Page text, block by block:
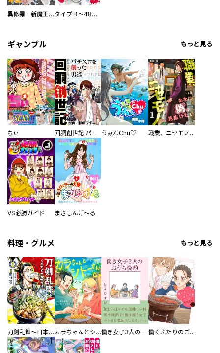
異修羅 新魔王戦争 タイプＢ～48時間後、致死率100％～【単話】
ギャンブル もっと見る
ちぃ 回胴創世記 パチスロを創った男達 うみんChu♡ 職業、ニセモノ～あなたに偽は見抜けない【電子単行本版】
VS必勝ガイド まさしんげ～る
料理・グルメ もっと見る
刀剣乱舞～日本号つれづれ酒～ カラちゃんとシトーさんと、 【分冊版】 働き女子3人のおうち晩酌 働くふたりのごほうび飯